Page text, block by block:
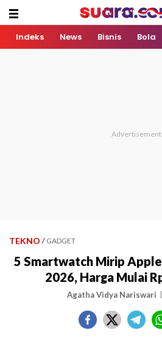
Indeks News Bisnis Bola
TEKNO / GADGET
5 Smartwatch Mirip
2026, Harga Mulai
Agatha Vidya Nariswari